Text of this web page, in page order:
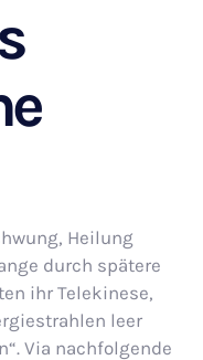
Heilung
durch spätere
ihr Telekinese,
leer
Via nachfolgende